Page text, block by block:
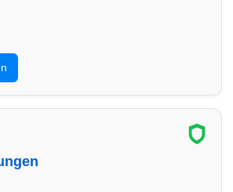
Finde Leasinganbieter
Laufzeit, Rate, Kilometer und